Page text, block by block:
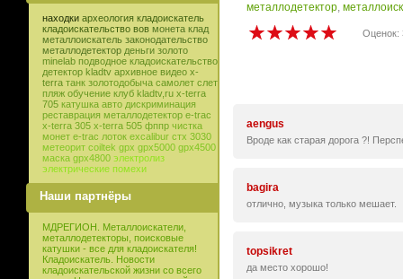
находки археология кладоискатель
кладоискательство вов монета клад
металлоискатель законодательство
металлодетектор деньги золото
minelab подводное кладоискательство
детектор kladtv архивное видео x-
terra танк золотодобыча самолет слет
пляж обучение клуб kladtv,ru x-terra
705 катушка авто дискриминация
реставрация металлодетектор e-trac
x-terra 305 x-terra 505 фппр чистка
монет e-trac лоток excalibur стх 3030
метеорит coiltek gpx gpx5000 gpx4500
маска gpx4800 электролиз
электрические помехи
Наши партнёры
МДРЕГИОН. Металлоискатели,
металлодетекторы, поисковые
катушки - все для кладоискателя!
Кладоискатель. Новости
кладоискательской жизни со всего
металлодетектор,
Оценок:
aengus
Вроде как старая дорога ?!
bagira
отлично, музыка только мешает.
topsikret
да место хорошо!